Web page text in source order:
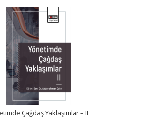
Çağdaş Yaklaşımlar – II